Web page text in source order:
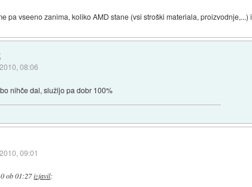
pa vseeno zanima, koliko AMD stane (vsi stroški materiala,
08:06
nihče dal, služijo pa dobr 100%
09:01
ob 01:27izjavil: